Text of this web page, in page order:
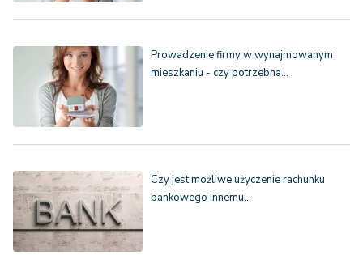
Prowadzenie firmy w wynajmowanym
mieszkaniu - czy potrzebna…
Czy jest możliwe użyczenie rachunku
bankowego innemu…